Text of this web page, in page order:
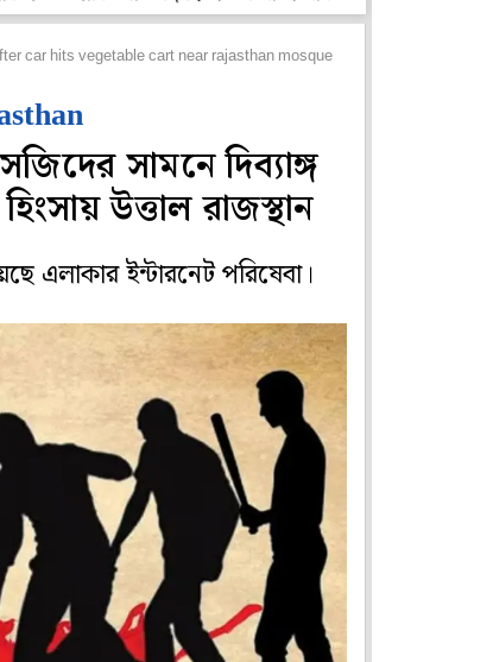
car hits vegetable cart near rajasthan mosque
সামনে দিব্যাঙ্গ
উত্তাল রাজস্থান
এলাকার ইন্টারনেট পরিষেবা।